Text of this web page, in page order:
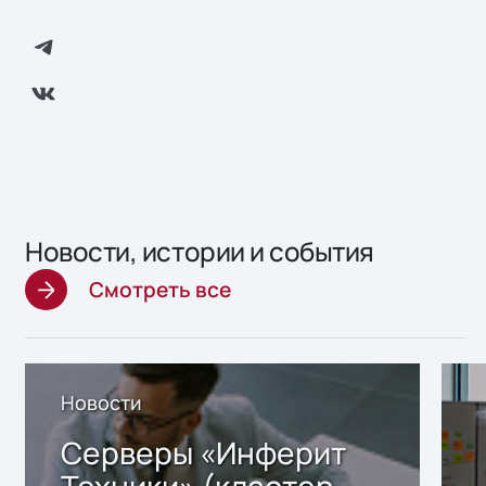
Новости, истории и события
Смотреть все
Новости
Серверы «Инферит